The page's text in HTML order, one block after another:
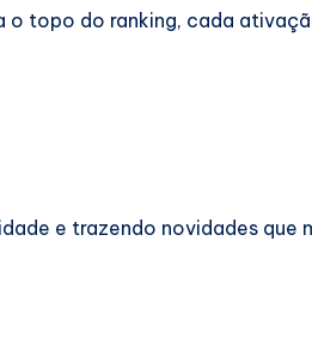
o topo do ranking, cada
e trazendo novidades que